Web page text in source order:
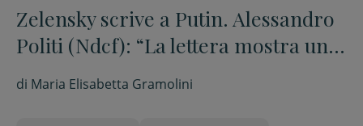
Zelensky scrive a Putin. Alessandro
Politi (Ndcf): “La lettera mostra un
cambio di rotta”
di Maria Elisabetta Gramolini